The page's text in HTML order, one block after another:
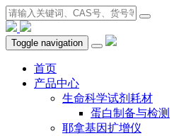
Toggle navigation
首页
产品中心
生命科学试剂耗材
蛋白制备与检测
耶拿基因扩增仪